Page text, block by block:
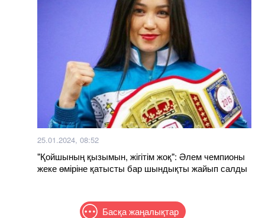
25.01.2024, 08:52
"Қойшының қызымын, жігітім жоқ": Әлем чемпионы
жеке өміріне қатысты бар шындықты жайып салды
Басқа жаңалықтар